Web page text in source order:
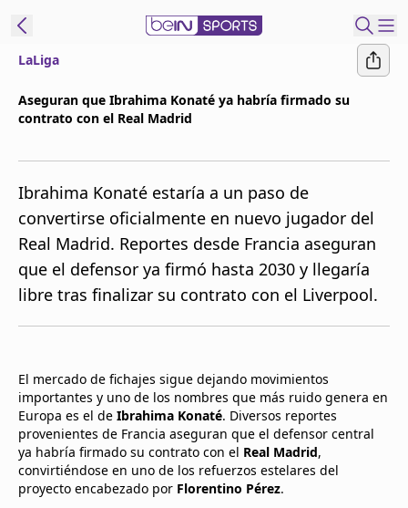
beIN XTRA
Administrar
notificaciones
Programación
LaLiga
Aseguran que Ibrahima Konaté ya habría firmado su
contrato con el Real Madrid
Ibrahima Konaté estaría a un paso de
convertirse oficialmente en nuevo jugador del
Real Madrid. Reportes desde Francia aseguran
que el defensor ya firmó hasta 2030 y llegaría
libre tras finalizar su contrato con el Liverpool.
El mercado de fichajes sigue dejando movimientos
importantes y uno de los nombres que más ruido genera en
Europa es el de Ibrahima Konaté. Diversos reportes
provenientes de Francia aseguran que el defensor central
ya habría firmado su contrato con el Real Madrid,
convirtiéndose en uno de los refuerzos estelares del
proyecto encabezado por Florentino Pérez.